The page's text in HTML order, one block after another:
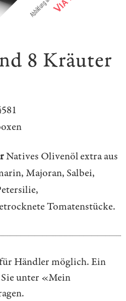
8 Kräuter
Natives Olivenöl extra aus
Majoran, Salbei,
Tomatenstücke.
Händler möglich. Ein
unter «Mein